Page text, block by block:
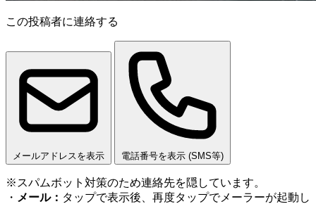
この投稿者に連絡する
メールアドレスを表示 電話番号を表示 (SMS等)
※スパムボット対策のため連絡先を隠しています。
・ メール： タップで表示後、再度タップでメーラーが起動し